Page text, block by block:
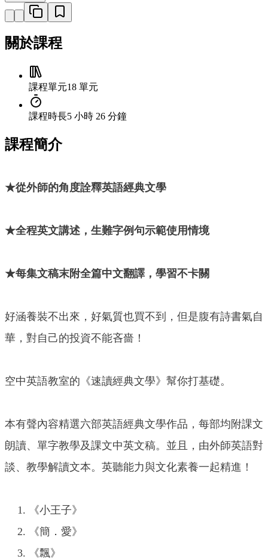
關於課程
課程單元18 單元
課程時長5 小時 26 分鐘
課程簡介
★從外師的角度詮釋英語經典文學
★全程英文講述，生難字例句示範使用情境
★每集文稿末附全篇中文翻譯，學習不卡關
好涵養裝不出來，好氣質也買不到，但是腹有詩書氣自
華，對自己的投資不能吝嗇！
空中英語教室的《速讀經典文學》幫你打基礎。
本有聲內容精選六部英語經典文學作品，每部均附課文
朗讀、單字教學及課文中英文稿。並且，由外師英語對
談、教學解讀文本。英聽能力與文化素養一起精進！
《小王子》
《簡．愛》
《飄》